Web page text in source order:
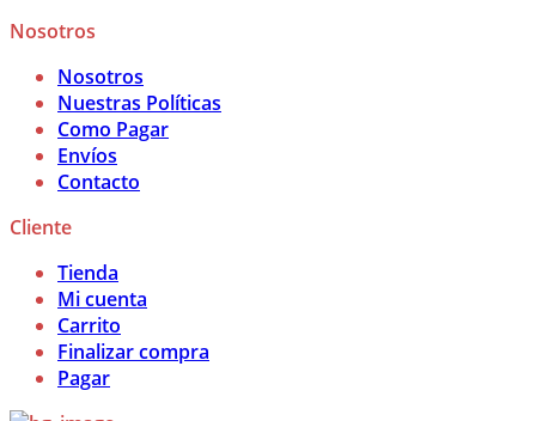
Nosotros
Nosotros
Nuestras Políticas
Como Pagar
Envíos
Contacto
Cliente
Tienda
Mi cuenta
Carrito
Finalizar compra
Pagar